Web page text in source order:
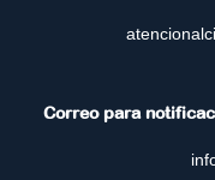
Correo para